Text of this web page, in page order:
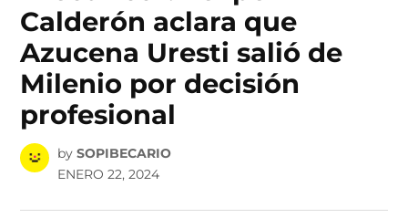
Calderón aclara que
Azucena Uresti salió de
Milenio por decisión
profesional
by SOPIBECARIO
ENERO 22, 2024